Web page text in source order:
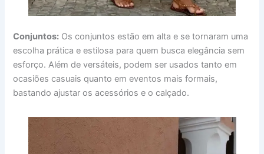
Conjuntos: Os conjuntos estão em alta e se tornaram uma
escolha prática e estilosa para quem busca elegância sem
esforço. Além de versáteis, podem ser usados tanto em
ocasiões casuais quanto em eventos mais formais,
bastando ajustar os acessórios e o calçado.